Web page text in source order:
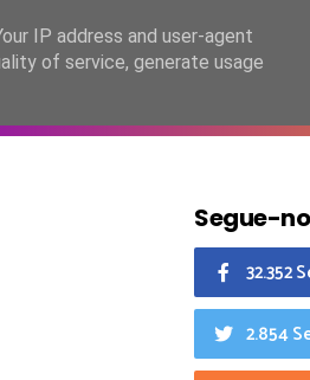
ESPECIAIS
Segue-
32.352
2.854
IP address and user-agent
of service, generate usage